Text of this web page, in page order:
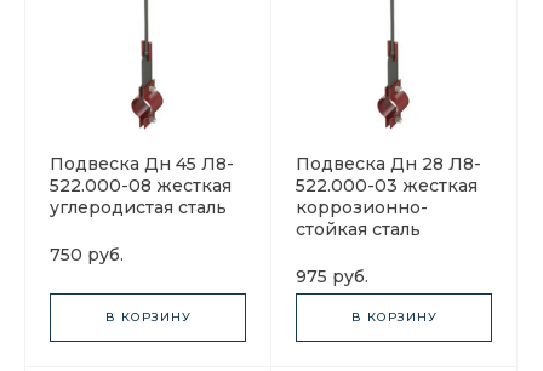
Подвеска Дн 45 Л8-
522.000-08 жесткая
углеродистая сталь
750 руб.
В КОРЗИНУ
Подвеска Дн 28 Л8-
522.000-03 жесткая
коррозионно-
стойкая сталь
975 руб.
В КОРЗИНУ